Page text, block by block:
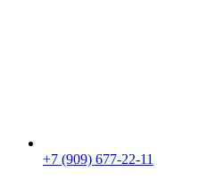
+7 (909) 677-22-11